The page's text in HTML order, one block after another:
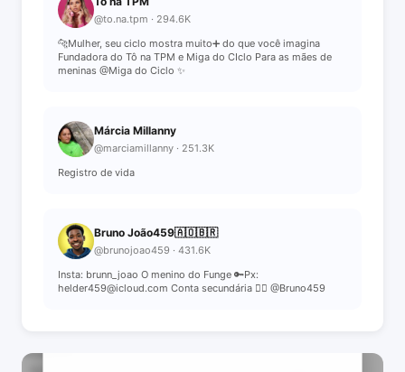
@to.na.tpm · 294.6K
🐆Mulher, seu ciclo mostra muito➕ do que você imagina
Fundadora do Tô na TPM e Miga do CIclo Para as mães de
meninas @Miga do Ciclo ✨
Márcia Millanny
@marciamillanny · 251.3K
Registro de vida
Bruno João459🇦🇴🇧🇷
@brunojoao459 · 431.6K
Insta: brunn_joao O menino do Funge 🔑Px:
helder459@icloud.com Conta secundária 👉🏿 @Bruno459